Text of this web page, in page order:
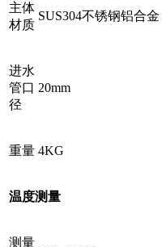
主体
材质
SUS304不锈钢铝合金
进水
管口
径
20mm
重量 4KG
温度测量
测量